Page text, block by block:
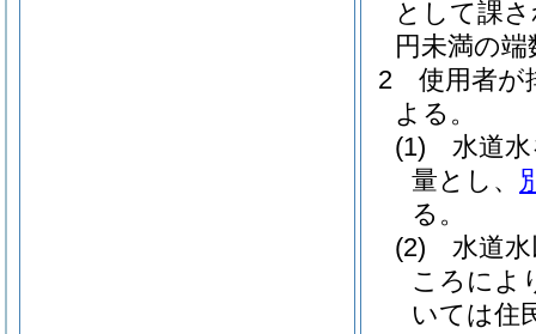
として課
円未満の
2
使用者が
よる。
(1)
水道
量とし、
る。
(2)
水道
ころによ
いては住